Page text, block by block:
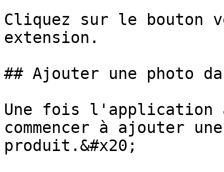
Cliquez sur le bouton
extension.
## Ajouter une photo
Une fois l'application
commencer à ajouter
produit.&#x20;